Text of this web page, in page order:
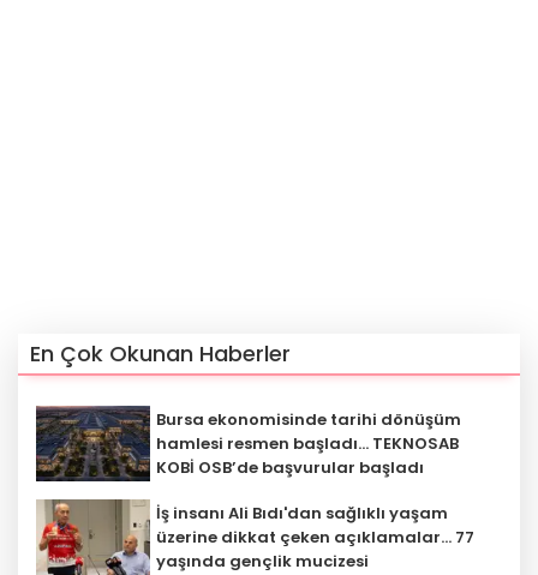
En Çok Okunan Haberler
Bursa ekonomisinde tarihi dönüşüm
hamlesi resmen başladı... TEKNOSAB
KOBİ OSB’de başvurular başladı
İş insanı Ali Bıdı'dan sağlıklı yaşam
üzerine dikkat çeken açıklamalar... 77
yaşında gençlik mucizesi